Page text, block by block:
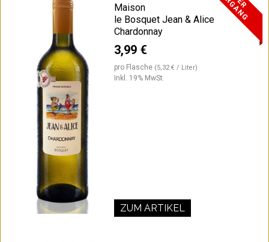
Maison
le Bosquet Jean & Alice
Chardonnay
3,99 €
pro Flasche (5,32 € / Liter)
Inkl. 19% MwSt.
ZUM ARTIKEL